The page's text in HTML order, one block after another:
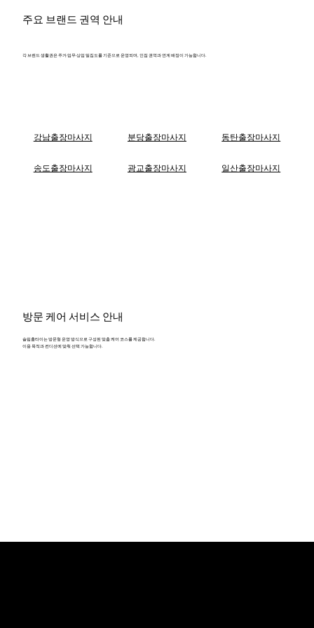
주요 브랜드 권역 안내
각 브랜드 생활권은 주거·업무·상업 밀집도를 기준으로 운영되며, 인접 권역과 연계 배정이 가능합니다.
강남출장마사지 분당출장마사지 동탄출장마사지
송도출장마사지 광교출장마사지 일산출장마사지
방문 케어 서비스 안내
슬림홈타이는 방문형 운영 방식으로 구성된 맞춤 케어 코스를 제공합니다.
이용 목적과 컨디션에 맞춰 선택 가능합니다.